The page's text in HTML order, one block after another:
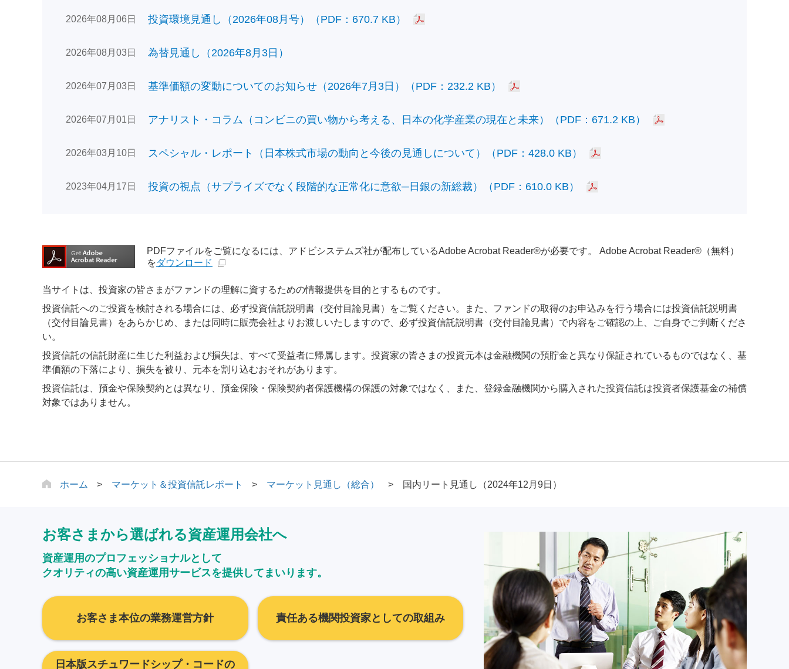
2026年08月06日 投資環境見通し（2026年08月号）（PDF：670.7 KB）
2026年08月03日 為替見通し（2026年8月3日）
2026年07月03日 基準価額の変動についてのお知らせ（2026年7月3日）（PDF：232.2 KB）
2026年07月01日 アナリスト・コラム（コンビニの買い物から考える、日本の化学産業の現在と未来）（PDF：671.2 KB）
2026年03月10日 スペシャル・レポート（日本株式市場の動向と今後の見通しについて）（PDF：428.0 KB）
2023年04月17日 投資の視点（サプライズでなく段階的な正常化に意欲─日銀の新総裁）（PDF：610.0 KB）
PDFファイルをご覧になるには、アドビシステムズ社が配布しているAdobe Acrobat Reader®が必要です。 Adobe Acrobat Reader®（無料）
をダウンロード
当サイトは、投資家の皆さまがファンドの理解に資するための情報提供を目的とするものです。
投資信託へのご投資を検討される場合には、必ず投資信託説明書（交付目論見書）をご覧ください。また、ファンドの取得のお申込みを行う場合には投資信託説明書
（交付目論見書）をあらかじめ、または同時に販売会社よりお渡しいたしますので、必ず投資信託説明書（交付目論見書）で内容をご確認の上、ご自身でご判断くださ
い。
投資信託の信託財産に生じた利益および損失は、すべて受益者に帰属します。投資家の皆さまの投資元本は金融機関の預貯金と異なり保証されているものではなく、基
準価額の下落により、損失を被り、元本を割り込むおそれがあります。
投資信託は、預金や保険契約とは異なり、預金保険・保険契約者保護機構の保護の対象ではなく、また、登録金融機関から購入された投資信託は投資者保護基金の補償
対象ではありません。
ホーム マーケット＆投資信託レポート マーケット見通し（総合） 国内リート見通し（2024年12月9日）
お客さまから選ばれる資産運用会社へ
資産運用のプロフェッショナルとして
クオリティの高い資産運用サービスを提供してまいります。
お客さま本位の業務運営方針 責任ある機関投資家としての取組み
日本版スチュワードシップ・コードの